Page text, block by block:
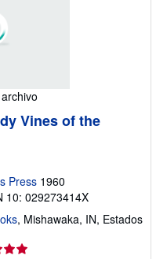
Vines of the
Press 1960
10: 029273414X
, Mishawaka, IN, Estados